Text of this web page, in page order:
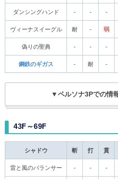
ダンシングハンド - - -
ヴィーナスイーグル 耐 - 弱
偽りの聖典 - - -
鋼鉄のギガス - 耐 -
▼ペルソナ3Pでの情
43F～69F
シャドウ 斬 打 貫
雷と風のバランサー - - -